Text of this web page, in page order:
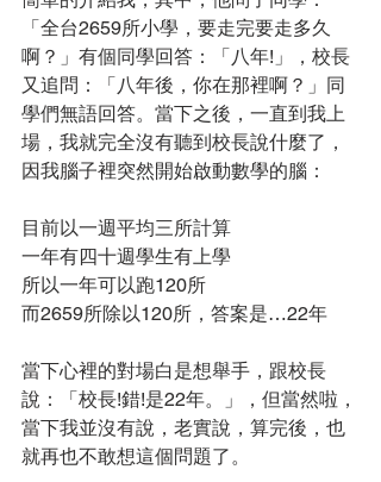
「全台2659所小學，要走完要走多久
啊？」有個同學回答：「八年!」，校長
又追問：「八年後，你在那裡啊？」同
學們無語回答。當下之後，一直到我上
場，我就完全沒有聽到校長說什麼了，
因我腦子裡突然開始啟動數學的腦：
目前以一週平均三所計算
一年有四十週學生有上學
所以一年可以跑120所
而2659所除以120所，答案是…22年
當下心裡的對場白是想舉手，跟校長
說：「校長!錯!是22年。」，但當然啦，
當下我並沒有說，老實說，算完後，也
就再也不敢想這個問題了。